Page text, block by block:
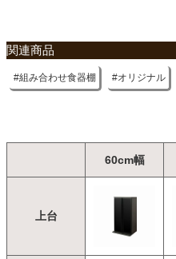
関連商品
組み合わせ食器棚 オリジナル
60cm幅
上台